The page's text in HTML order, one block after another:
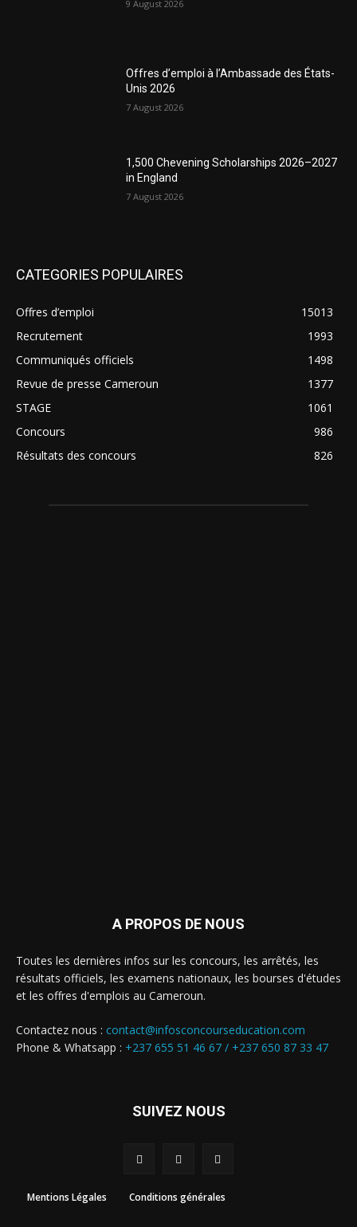
9 August 2026
Offres d’emploi à l’Ambassade des États-
Unis 2026
7 August 2026
1,500 Chevening Scholarships 2026–2027
in England
7 August 2026
CATEGORIES POPULAIRES
Offres d’emploi
15013
Recrutement
1993
Communiqués officiels
1498
Revue de presse Cameroun
1377
STAGE
1061
Concours
986
Résultats des concours
826
A PROPOS DE NOUS
Toutes les dernières infos sur les concours, les arrêtés, les
résultats officiels, les examens nationaux, les bourses d'études
et les offres d'emplois au Cameroun.
Contactez nous : contact@infosconcourseducation.com
Phone & Whatsapp : +237 655 51 46 67 / +237 650 87 33 47
SUIVEZ NOUS
Mentions Légales Conditions générales